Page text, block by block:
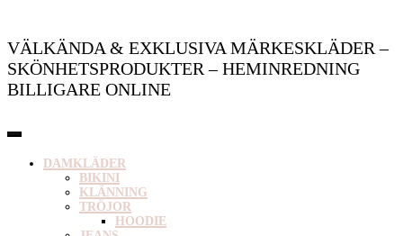
VÄLKÄNDA & EXKLUSIVA MÄRKESKLÄDER –
SKÖNHETSPRODUKTER – HEMINREDNING
BILLIGARE ONLINE
DAMKLÄDER
BIKINI
KLÄNNING
TRÖJOR
HOODIE